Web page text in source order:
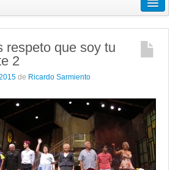
respeto que soy tu
2
de Ricardo Sarmiento